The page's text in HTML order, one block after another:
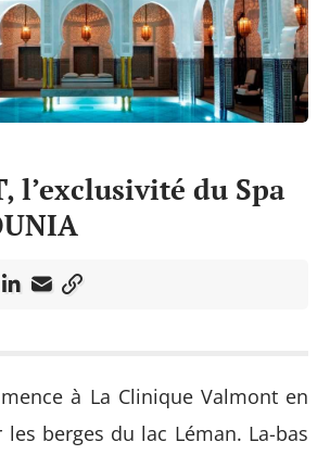
l’exclusivité du Spa
à La Clinique Valmont en
les berges du lac Léman. La-bas